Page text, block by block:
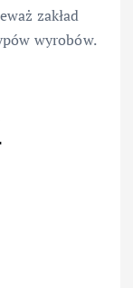
zakład
wyrobów.